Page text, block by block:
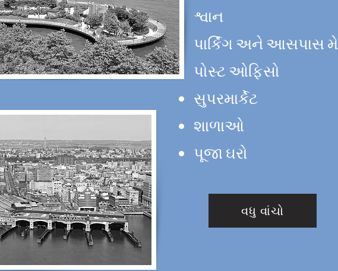
શ્વાન
પાર્કિંગ અને આસપાસ
પોસ્ટ ઓફિસો
સુપરમાર્કેટ
શાળાઓ
પૂજા ઘરો
વધુ વાંચો